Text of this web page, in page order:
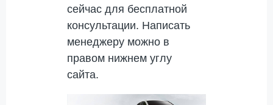
сейчас для бесплатной
консультации. Написать
менеджеру можно в
правом нижнем углу
сайта.